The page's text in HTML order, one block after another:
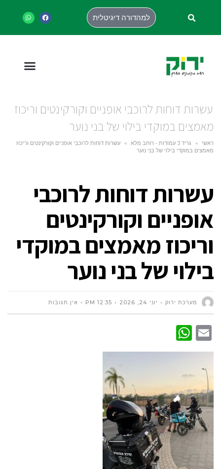
למהדורה דיגיטלית
עשרות דוחות לרוכבי אופניים וקורקינטים וריכוז
מאמצים במוקדי בילוי של בני נוער
ראשי » גריד 3 עמודות - רוחב מלא »
עשרות דוחות לרוכבי אופניים וקורקינטים וריכוז
מאמצים במוקדי בילוי של בני נוער
עשרות דוחות לרוכבי
אופניים וקורקינטים
וריכוז מאמצים במוקדי
בילוי של בני נוער
מערכת ירוק יוני 24, 2026 12:35 PM אין תגובות
Email